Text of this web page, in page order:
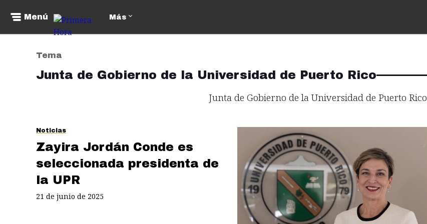
Menú Más
Tema
Junta de Gobierno de la Universidad de Puerto Rico
Junta de Gobierno de la Universidad de Puerto Rico
Noticias
Zayira Jordán Conde es
seleccionada presidenta de
la UPR
21 de junio de 2025